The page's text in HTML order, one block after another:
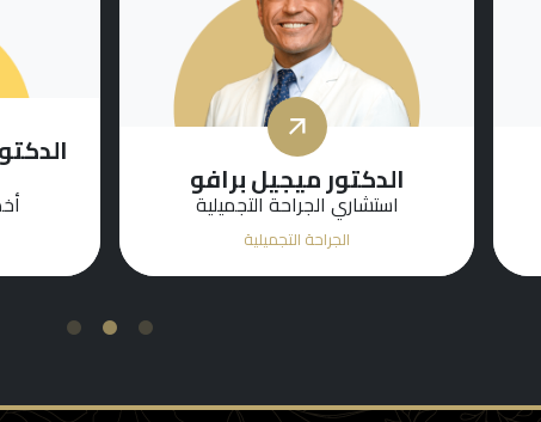
الدكتور ميجيل برافو
استشاري الجراحة التجميلية
الجراحة التجميلية
1
2
3